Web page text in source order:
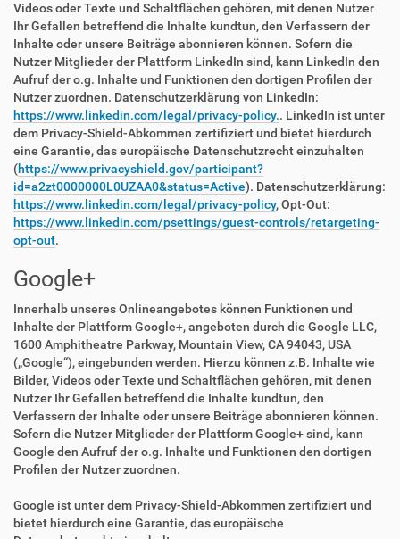
Videos oder Texte und Schaltflächen gehören, mit denen Nutzer
Ihr Gefallen betreffend die Inhalte kundtun, den Verfassern der
Inhalte oder unsere Beiträge abonnieren können. Sofern die
Nutzer Mitglieder der Plattform LinkedIn sind, kann LinkedIn den
Aufruf der o.g. Inhalte und Funktionen den dortigen Profilen der
Nutzer zuordnen. Datenschutzerklärung von LinkedIn:
https://www.linkedin.com/legal/privacy-policy.. LinkedIn ist unter
dem Privacy-Shield-Abkommen zertifiziert und bietet hierdurch
eine Garantie, das europäische Datenschutzrecht einzuhalten
(https://www.privacyshield.gov/participant?
id=a2zt0000000L0UZAA0&status=Active). Datenschutzerklärung:
https://www.linkedin.com/legal/privacy-policy, Opt-Out:
https://www.linkedin.com/psettings/guest-controls/retargeting-
opt-out.
Google+
Innerhalb unseres Onlineangebotes können Funktionen und
Inhalte der Plattform Google+, angeboten durch die Google LLC,
1600 Amphitheatre Parkway, Mountain View, CA 94043, USA
(„Google“), eingebunden werden. Hierzu können z.B. Inhalte wie
Bilder, Videos oder Texte und Schaltflächen gehören, mit denen
Nutzer Ihr Gefallen betreffend die Inhalte kundtun, den
Verfassern der Inhalte oder unsere Beiträge abonnieren können.
Sofern die Nutzer Mitglieder der Plattform Google+ sind, kann
Google den Aufruf der o.g. Inhalte und Funktionen den dortigen
Profilen der Nutzer zuordnen.
Google ist unter dem Privacy-Shield-Abkommen zertifiziert und
bietet hierdurch eine Garantie, das europäische